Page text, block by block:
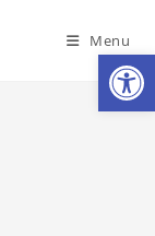
Menu